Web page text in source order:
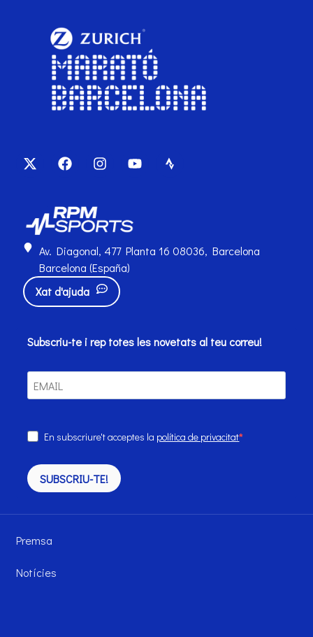
Subscriu-te i rep totes les novetats al teu correu!
En subscriure't acceptes la política de privacitat
SUBSCRIU-TE!
Av. Diagonal, 477 Planta 16 08036, Barcelona
Barcelona (España)
Xat d'ajuda
Premsa
Notícies